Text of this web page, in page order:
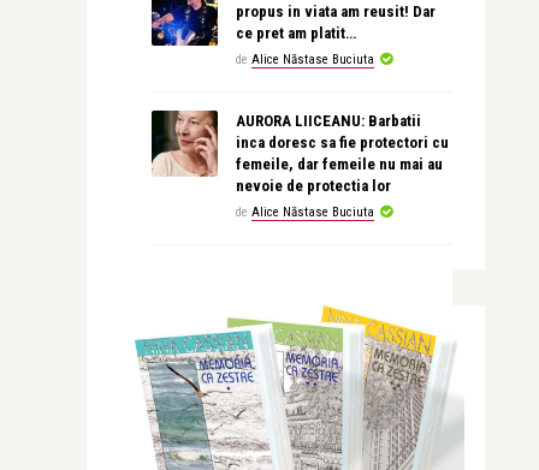
propus in viata am reusit! Dar
ce pret am platit…
de Alice Năstase Buciuta
AURORA LIICEANU: Barbatii
inca doresc sa fie protectori cu
femeile, dar femeile nu mai au
nevoie de protectia lor
de Alice Năstase Buciuta